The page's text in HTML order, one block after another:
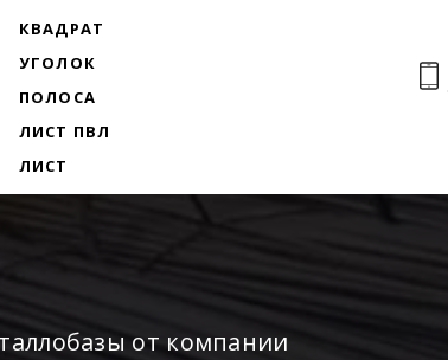
КВАДРАТ
УГОЛОК
ПОЛОСА
ЛИСТ ПВЛ
ЛИСТ
от компании